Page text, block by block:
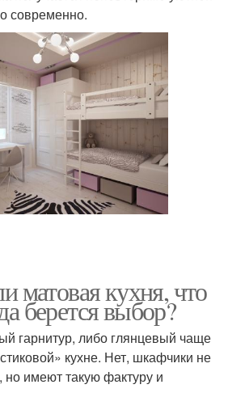
современно.
матовая кухня, что
берется выбор?
гарнитур, либо глянцевый чаще
кухне. Нет, шкафчики не
но имеют такую фактуру и